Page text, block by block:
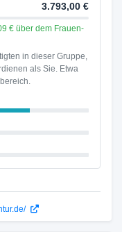
3.793,00 €
€ über dem Frauen-
in dieser Gruppe,
als Sie. Etwa